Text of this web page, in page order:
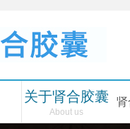
关于肾合胶囊
About us
肾